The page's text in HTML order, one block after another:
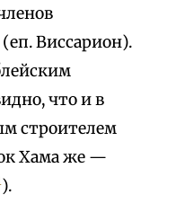
Виссарион).
что и в
строителем
Хама же —
).